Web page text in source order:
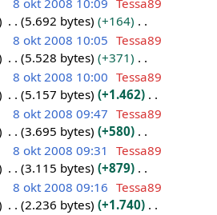
8 okt 2008 10:09 Tessa89
5.692 bytes
+164
8 okt 2008 10:05 Tessa89
5.528 bytes
+371
8 okt 2008 10:00 Tessa89
5.157 bytes
+1.462
8 okt 2008 09:47 Tessa89
3.695 bytes
+580
8 okt 2008 09:31
Tessa89
3.115 bytes
+879
8 okt 2008 09:16 Tessa89
2.236 bytes
+1.740